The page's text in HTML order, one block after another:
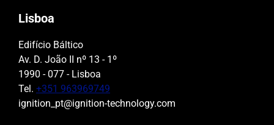
Lisboa
Edifício Báltico
Av. D. João II nº 13 - 1º
1990 - 077 - Lisboa
Tel. +351 963969749
ignition_pt@ignition-technology.com